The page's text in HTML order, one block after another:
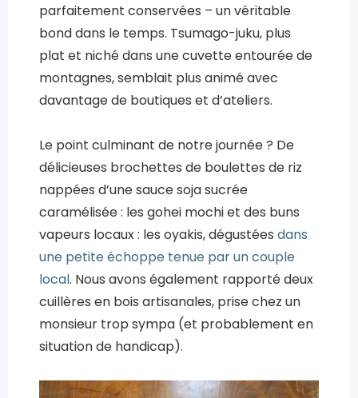
parfaitement conservées – un véritable
bond dans le temps. Tsumago-juku, plus
plat et niché dans une cuvette entourée de
montagnes, semblait plus animé avec
davantage de boutiques et d’ateliers.
Le point culminant de notre journée ? De
délicieuses brochettes de boulettes de riz
nappées d’une sauce soja sucrée
caramélisée : les gohei mochi et des buns
vapeurs locaux : les oyakis, dégustées dans
une petite échoppe tenue par un couple
local. Nous avons également rapporté deux
cuillères en bois artisanales, prise chez un
monsieur trop sympa (et probablement en
situation de handicap).